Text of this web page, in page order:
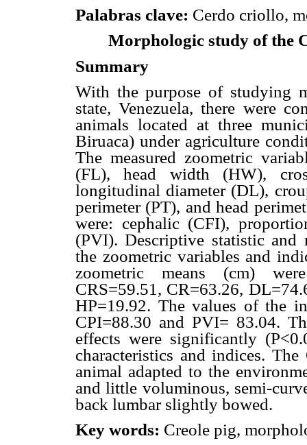
Palabras clave: Cerdo criollo,
Morphologic study of the
Summary
With the purpose of studying
state, Venezuela, there were
animals located at three
Biruaca) under agriculture
The measured zoometric
(FL), head width (HW),
longitudinal diameter (DL),
perimeter (PT), and head
were: cephalic (CFI),
(PVI). Descriptive statistic and
the zoometric variables and
zoometric means (cm)
CRS=59.51, CR=63.26,
HP=19.92. The values of the
CPI=88.30 and PVI= 83.04.
effects were significantly
characteristics and indices.
animal adapted to the
and little voluminous, semi-
back lumbar slightly bowed.
Key words: Creole pig,